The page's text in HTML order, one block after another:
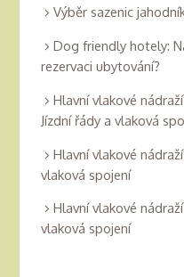
Výběr sazenic
Dog friendly hotely:
rezervaci ubytování?
Hlavní vlakové
Jízdní řády a vlaková
Hlavní vlakové
vlaková spojení
Hlavní vlakové
vlaková spojení